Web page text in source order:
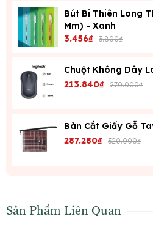
Bút Bi Thiên Long
Mm) - Xanh
3.456₫ 3.800₫
Chuột Không Dây
213.840₫ 270.000₫
Bàn Cắt Giấy Gỗ
287.280₫ 320.000₫
Sản Phẩm Liên Quan